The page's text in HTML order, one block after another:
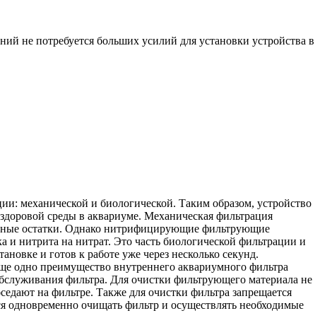
не потребуется больших усилий для установки устройства в
механической и биологической. Таким образом, устройство
среды в аквариуме. Механическая фильтрация
остатки. Однако нитрифицирующие фильтрующие
нитрита на нитрат. Это часть биологической фильтрации и
и готов к работе уже через несколько секунд.
одно преимущество внутреннего аквариумного фильтра
фильтра. Для очистки фильтрующего материала не
на фильтре. Также для очистки фильтра запрещается
одновременно очищать фильтр и осуществлять необходимые